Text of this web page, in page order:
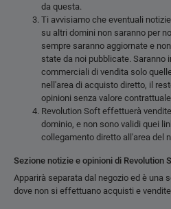
da questa.
Ti avvisiamo che eventuali
su altri domini non saranno per
sempre saranno aggiornate e
state da noi pubblicate. Saranno
commerciali di vendita solo
nell'area di acquisto diretto, il
opinioni senza valore
Revolution Soft effettuerà
dominio, e non sono validi quei
collegamento diretto all'area del
Sezione notizie e opinioni di Revolution
Apparirà separata dal negozio ed è una
dove non si effettuano acquisti e